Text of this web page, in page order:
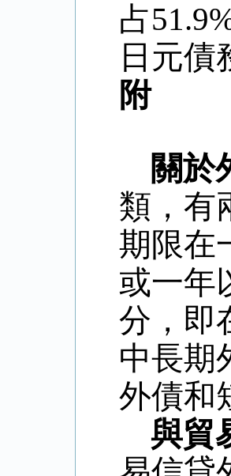
占
日元債
附
關於
類，有
期限在
或一年
分，即
中長期
外債和
與貿